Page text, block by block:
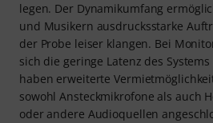
legen. Der Dynamikumfang
und Musikern ausdrucksstarke
der Probe leiser klangen. Bei
sich die geringe Latenz des
haben erweiterte
sowohl Ansteckmikrofone als auch
oder andere Audioquellen